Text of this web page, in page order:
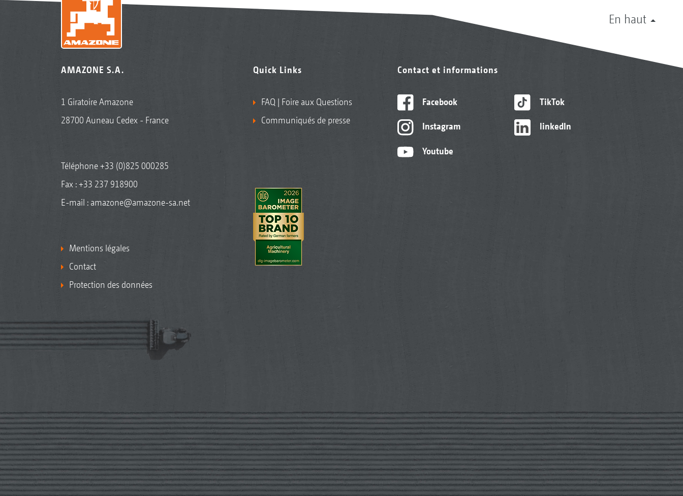
En haut
AMAZONE S.A.
1 Giratoire Amazone
28700 Auneau Cedex - France
Téléphone+33 (0)825 000285
Fax : +33 237 918900
E-mail : amazone@amazone-sa.net
Mentions légales
Contact
Protection des données
Quick Links
FAQ | Foire aux Questions
Communiqués de presse
Contact et informations
Facebook
Instagram
Youtube
TikTok
linkedIn